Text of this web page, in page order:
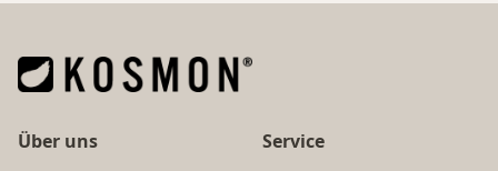
Über uns Service